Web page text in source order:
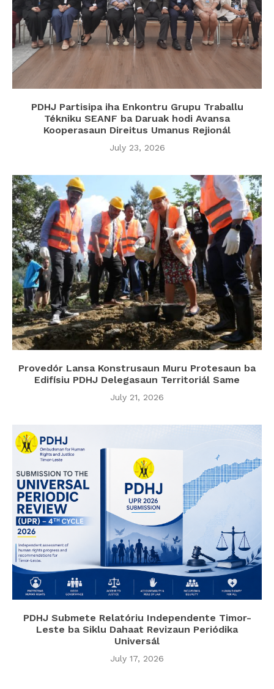
PDHJ Partisipa iha Enkontru Grupu Traballu
Tékniku SEANF ba Daruak hodi Avansa
Kooperasaun Direitus Umanus Rejionál
July 23, 2026
Provedór Lansa Konstrusaun Muru Protesaun ba
Edifísiu PDHJ Delegasaun Territoriál Same
July 21, 2026
PDHJ Submete Relatóriu Independente Timor-
Leste ba Siklu Dahaat Revizaun Periódika
Universál
July 17, 2026